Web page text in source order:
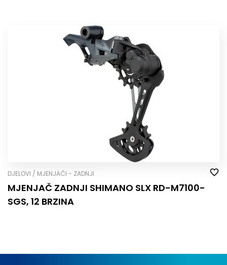
DJELOVI / MJENJAČI - ZADNJI
MJENJAČ ZADNJI SHIMANO SLX RD-M7100-
SGS, 12 BRZINA